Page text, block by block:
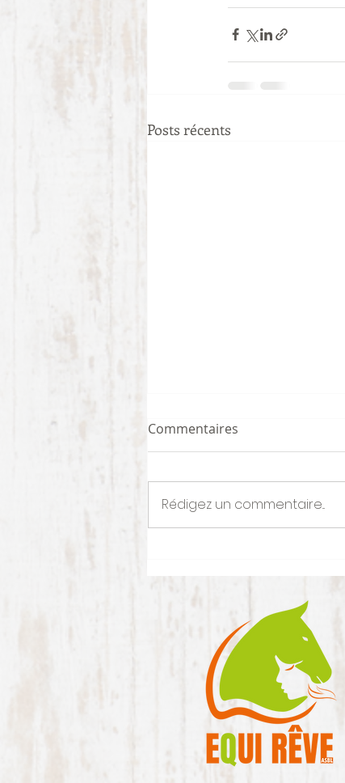
Posts récents
sur nous !
Commentaires
Rédigez un commentaire...